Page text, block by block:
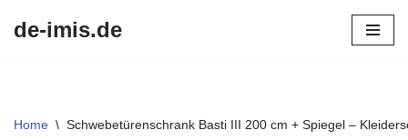
de-imis.de
Home \ Schwebetürenschrank Basti III 200 cm + Spiegel –